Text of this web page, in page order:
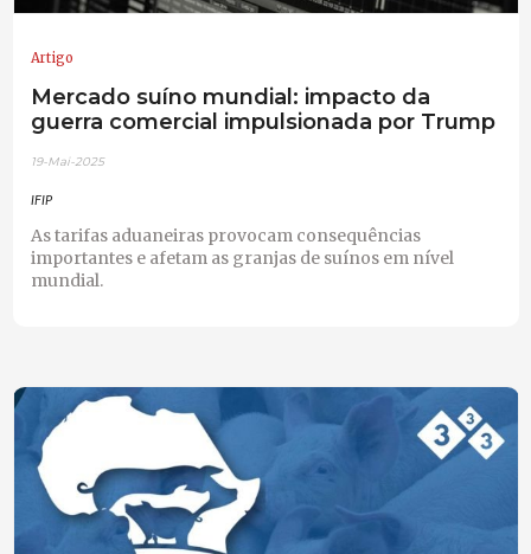
Artigo
Mercado suíno mundial: impacto da
guerra comercial impulsionada por Trump
19-Mai-2025
IFIP
As tarifas aduaneiras provocam consequências
importantes e afetam as granjas de suínos em nível
mundial.